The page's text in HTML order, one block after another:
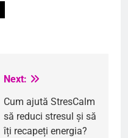
Next:
Cum ajută StresCalm
să reduci stresul și să
îți recapeți energia?